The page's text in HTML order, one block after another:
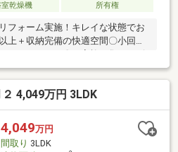
室乾燥機 所有権
ォーム実施！キレイな状態でお
上＋収納完備の快適空間〇小回り
季節ものの収納にも便利な約５帖
出入り可能で開放的なＬ字型バル
線『竹ノ塚』駅徒歩１８分・徒
徒歩５分『ローソン』 『ス
ーマート』住まい探し、住宅ロー
軽に！予約なしのご来店・お電話
4,049万円 3LDK
4,049万円
間取り 3LDK